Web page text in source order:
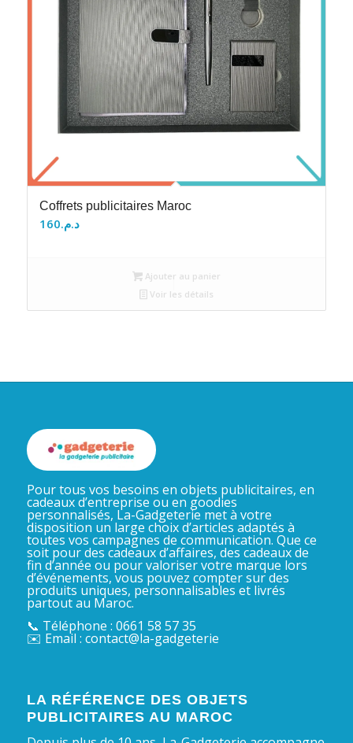
Coffrets publicitaires Maroc
د.م.160
Ajouter au panier
Voir les détails
Pour tous vos besoins en objets publicitaires, en
cadeaux d’entreprise ou en goodies
personnalisés, La-Gadgeterie met à votre
disposition un large choix d’articles adaptés à
toutes vos campagnes de communication. Que ce
soit pour des cadeaux d’affaires, des cadeaux de
fin d’année ou pour valoriser votre marque lors
d’événements, vous pouvez compter sur des
produits uniques, personnalisables et livrés
partout au Maroc.
📞 Téléphone : 0661 58 57 35
✉️ Email : contact@la-gadgeterie
LA RÉFÉRENCE DES OBJETS
PUBLICITAIRES AU MAROC